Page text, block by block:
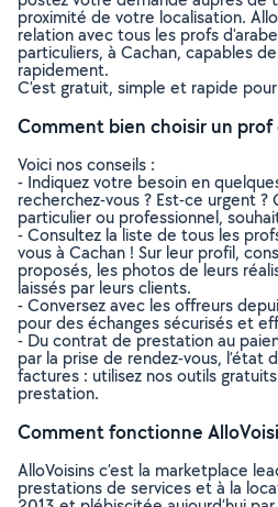
proximité de votre localisation.
relation avec tous les profs
particuliers, à Cachan, capables
rapidement.
C’est gratuit, simple et rapide
Comment bien choisir un prof
Voici nos conseils :
- Indiquez votre besoin en
recherchez-vous ? Est-ce urgent
particulier ou professionnel,
- Consultez la liste de tous les
vous à Cachan ! Sur leur profil,
proposés, les photos de leurs
laissés par leurs clients.
- Conversez avec les offreurs
pour des échanges sécurisés et
- Du contrat de prestation au
par la prise de rendez-vous, l’état
factures : utilisez nos outils
prestation.
Comment fonctionne
AlloVoisins c’est la marketplace
prestations de services et à la